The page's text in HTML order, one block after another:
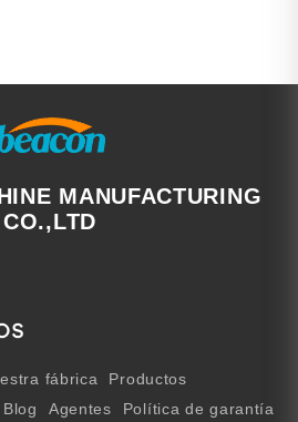
MANUFACTURING
CO.,LTD
fábrica
Productos
Blog Agentes
Política de garantía